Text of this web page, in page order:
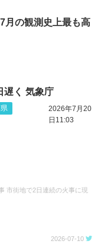
月の観測史上最も高
遅く 気象庁
2026年7月20
日11:03
市街地で2日連続の火事に現
2026-07-10